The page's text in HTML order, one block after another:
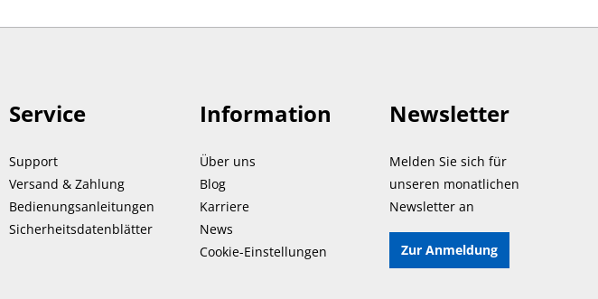
Service
Support
Versand & Zahlung
Bedienungsanleitungen
Sicherheitsdatenblätter
Information
Über uns
Blog
Karriere
News
Cookie-Einstellungen
Newsletter
Melden Sie sich für
unseren monatlichen
Newsletter an
Zur Anmeldung